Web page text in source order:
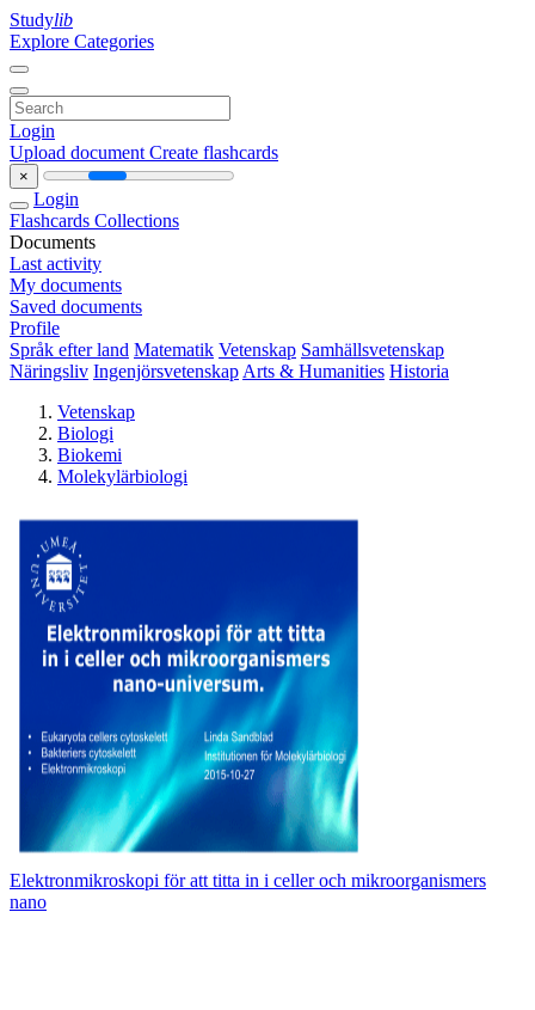
Studylib
Explore Categories
Login
Upload document Create flashcards
×
Login
Flashcards Collections
Documents
Last activity
My documents
Saved documents
Profile
Språk efter land Matematik Vetenskap Samhällsvetenskap
Näringsliv Ingenjörsvetenskap Arts & Humanities Historia
Vetenskap
Biologi
Biokemi
Molekylärbiologi
Elektronmikroskopi för att titta in i celler och mikroorganismers
nano